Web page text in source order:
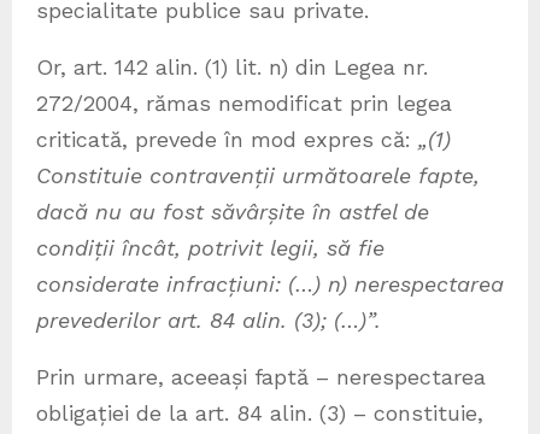
specialitate publice sau private.
Or, art. 142 alin. (1) lit. n) din Legea nr.
272/2004, rămas nemodificat prin legea
criticată, prevede în mod expres că: „(1)
Constituie contravenții următoarele fapte,
dacă nu au fost săvârșite în astfel de
condiții încât, potrivit legii, să fie
considerate infracțiuni: (…) n) nerespectarea
prevederilor art. 84 alin. (3); (…)”.
Prin urmare, aceeași faptă – nerespectarea
obligației de la art. 84 alin. (3) – constituie,